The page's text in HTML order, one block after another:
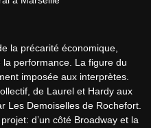
la précarité économique,
performance. La figure du
imposée aux interprètes.
de Laurel et Hardy aux
Les Demoiselles de Rochefort.
d’un côté Broadway et la